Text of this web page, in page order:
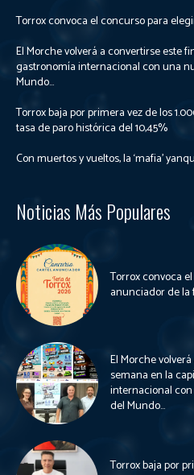
Torrox convoca el concurso para
El Morche volverá a convertirse este
gastronomía internacional con una
Mundo...
Torrox baja por primera vez de los
tasa de paro histórica del 10,45%
Con muertos y vueltos, la ‘mafia’
Noticias Más Populares
Torrox convoca
anunciador de la
El Morche
semana en la
internacional con
del Mundo...
Torrox baja por